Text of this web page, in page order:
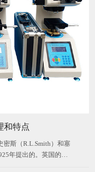
和特点
斯（R.L.Smith）和塞
年提出的。英国的维